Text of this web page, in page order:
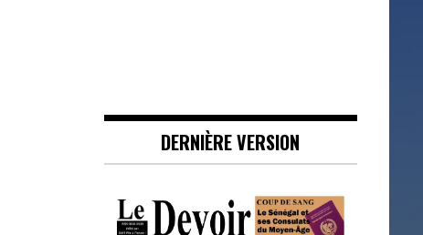
DERNIÈRE VERSION